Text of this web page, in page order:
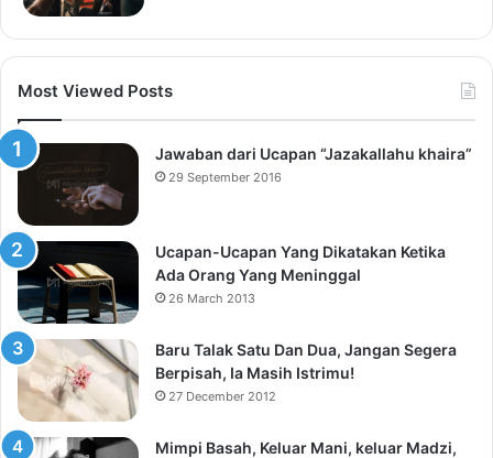
Most Viewed Posts
Jawaban dari Ucapan “Jazakallahu khaira”
29 September 2016
Ucapan-Ucapan Yang Dikatakan Ketika
Ada Orang Yang Meninggal
26 March 2013
Baru Talak Satu Dan Dua, Jangan Segera
Berpisah, Ia Masih Istrimu!
27 December 2012
Mimpi Basah, Keluar Mani, keluar Madzi,